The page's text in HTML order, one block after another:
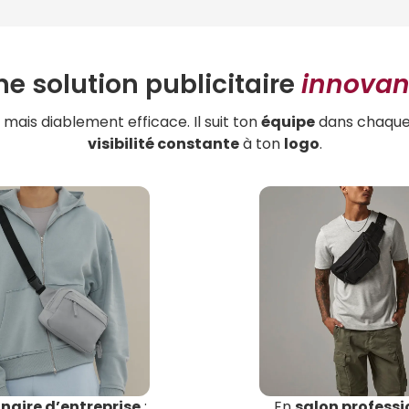
solution publicitaire
mais diablement efficace. Il suit tonéquipedans
visibilité constanteà ton logo.